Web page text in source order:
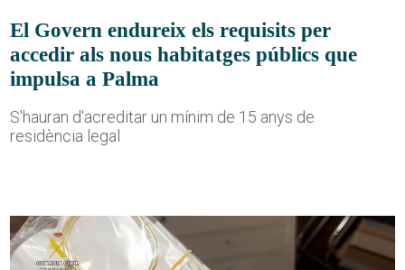
El Govern endureix els requisits per
accedir als nous habitatges públics que
impulsa a Palma
S'hauran d'acreditar un mínim de 15 anys de
residència legal